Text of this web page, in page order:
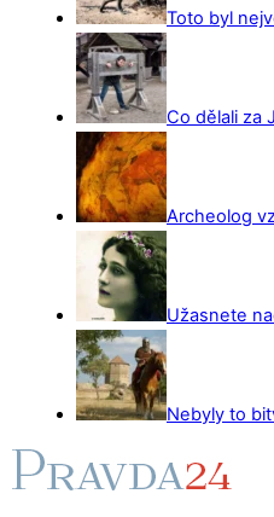
Toto byl
Co dělali za
Archeolog
Užasnete
Nebyly to